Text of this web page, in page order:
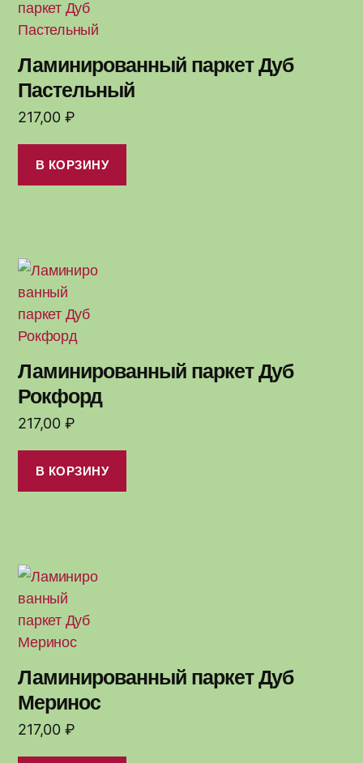
Ламинированный паркет Дуб
Пастельный
217,00 ₽
В КОРЗИНУ
Ламинированный паркет Дуб
Рокфорд
217,00 ₽
В КОРЗИНУ
Ламинированный паркет Дуб
Меринос
217,00 ₽